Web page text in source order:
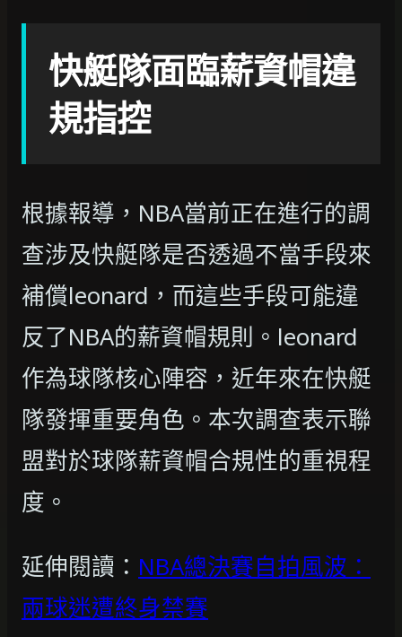
快艇隊面臨薪資帽違
規指控
根據報導，NBA當前正在進行的調
查涉及快艇隊是否透過不當手段來
補償leonard，而這些手段可能違
反了NBA的薪資帽規則。leonard
作為球隊核心陣容，近年來在快艇
隊發揮重要角色。本次調查表示聯
盟對於球隊薪資帽合規性的重視程
度。
延伸閱讀： NBA總決賽自拍風波：
兩球迷遭終身禁賽